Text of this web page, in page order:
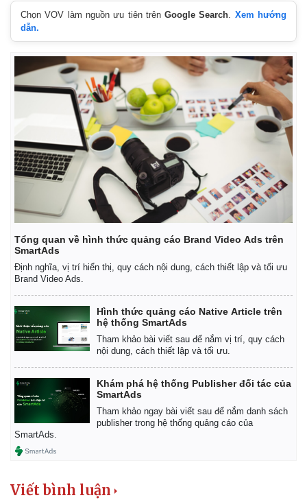
Chọn VOV làm nguồn ưu tiên trênGoogle Search
Xem hướng
dẫn.
Tổng quan về hình thức quảng cáo Brand Video Ads trên
SmartAds
Định nghĩa, vị trí hiển thị, quy cách nội dung, cách thiết lập và tối ưu
Brand Video Ads.
Hình thức quảng cáo Native Article trên
hệ thống SmartAds
Tham khảo bài viết sau để nắm vị trí, quy cách
nội dung, cách thiết lập và tối ưu.
Khám phá hệ thống Publisher đối tác của
SmartAds
Tham khảo ngay bài viết sau để nắm danh sách
publisher trong hệ thống quảng cáo của
SmartAds.
Viết bình luận